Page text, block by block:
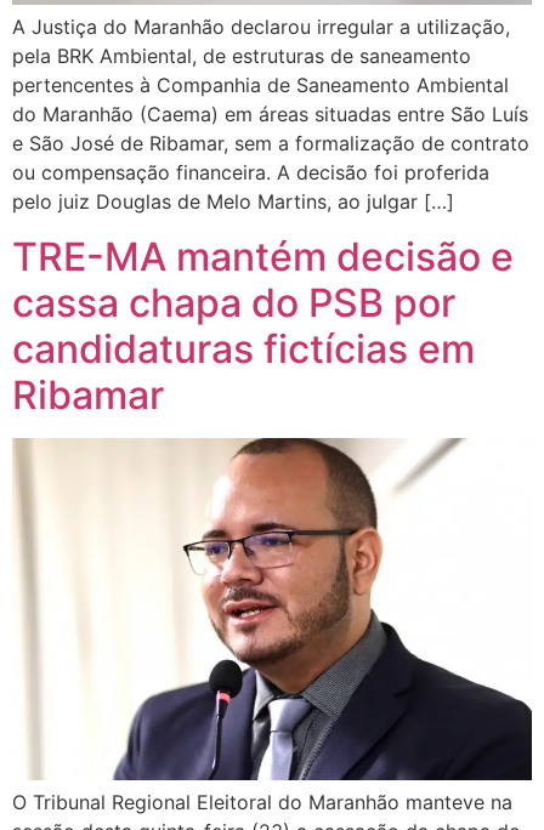
A Justiça do Maranhão declarou irregular a utilização,
pela BRK Ambiental, de estruturas de saneamento
pertencentes à Companhia de Saneamento Ambiental
do Maranhão (Caema) em áreas situadas entre São Luís
e São José de Ribamar, sem a formalização de contrato
ou compensação financeira. A decisão foi proferida
pelo juiz Douglas de Melo Martins, ao julgar […]
TRE-MA mantém decisão e
cassa chapa do PSB por
candidaturas fictícias em
Ribamar
O Tribunal Regional Eleitoral do Maranhão manteve na